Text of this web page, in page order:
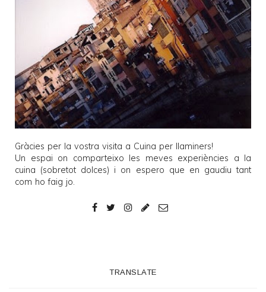
Gràcies per la vostra visita a Cuina per llaminers!
Un espai on comparteixo les meves experiències a la
cuina (sobretot dolces) i on espero que en gaudiu tant
com ho faig jo.
TRANSLATE